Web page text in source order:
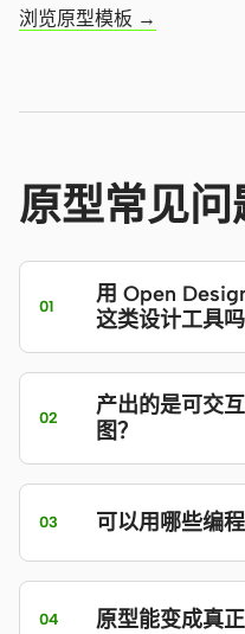
浏览原型模板 →
原型常见问
01
用 Open
这类设计工具吗
02
产出的是可交
图？
03 可以用哪些编程
04 原型能变成真